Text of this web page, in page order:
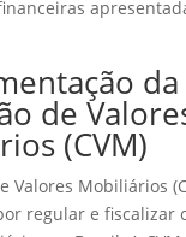
da
de
(CVM)
Valores Mobiliários
regular e fiscalizar